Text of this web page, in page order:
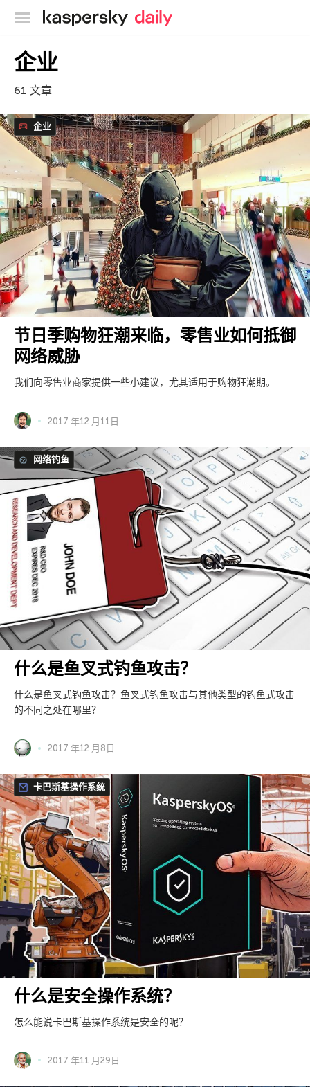
卡巴斯基官方博客
企业
61 文章
企业
节日季购物狂潮来临，零售业如何抵御
网络威胁
我们向零售业商家提供一些小建议，尤其适用于购物狂潮期。
2017 年12 月11日
网络钓鱼
什么是鱼叉式钓鱼攻击？
什么是鱼叉式钓鱼攻击？鱼叉式钓鱼攻击与其他类型的钓鱼式攻击
的不同之处在哪里？
2017 年12 月8日
卡巴斯基操作系统
什么是安全操作系统？
怎么能说卡巴斯基操作系统是安全的呢？
2017 年11 月29日